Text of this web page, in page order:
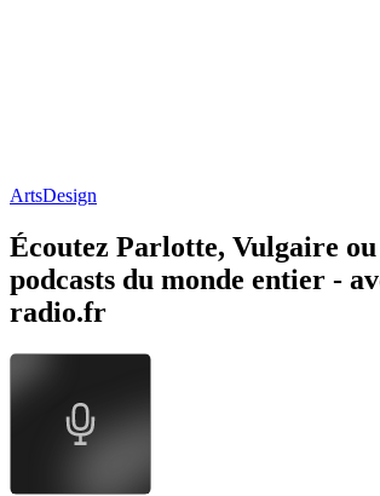
ArtsDesign
Écoutez Parlotte, Vulgaire
podcasts du monde entier -
radio.fr